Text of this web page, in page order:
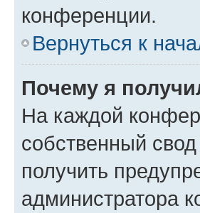
конференции.
Вернуться к
Почему я
На каждой
собственный
получить
администратора